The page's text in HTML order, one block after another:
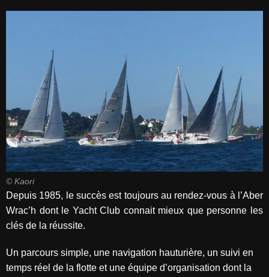
© Kaori
Depuis 1985, le succès est toujours au rendez-vous à l’Aber
Wrac’h dont le Yacht Club connait mieux que personne les
clés de la réussite.
Un parcours simple, une navigation hauturière, un suivi en
temps réel de la flotte et une équipe d’organisation dont la